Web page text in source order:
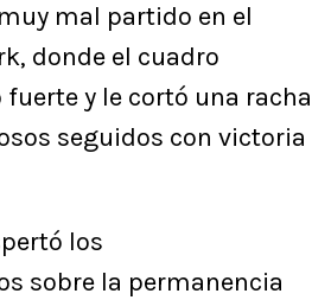
mal partido en el
donde el cuadro
fuerte y le cortó una racha
seguidos con victoria
los
sobre la permanencia